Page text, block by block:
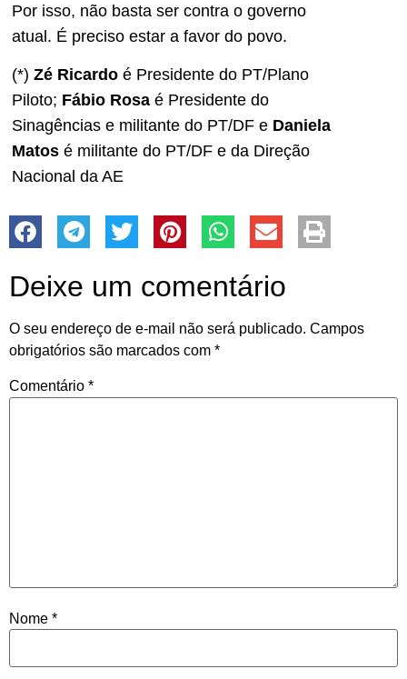
Por isso, não basta ser contra o governo
atual. É preciso estar a favor do povo.
(*) Zé Ricardo é Presidente do PT/Plano
Piloto; Fábio Rosa é Presidente do
Sinagências e militante do PT/DF e Daniela
Matos é militante do PT/DF e da Direção
Nacional da AE
Deixe um comentário
O seu endereço de e-mail não será publicado. Campos
obrigatórios são marcados com *
Comentário *
Nome *